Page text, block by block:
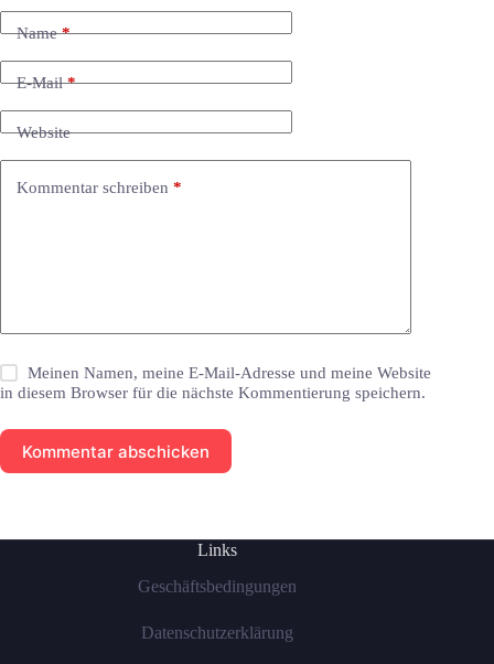
Name*
E-Mail*
Website
Kommentar schreiben *
Meinen Namen, meine E-Mail-Adresse und meine Website
in diesem Browser für die nächste Kommentierung speichern.
Kommentar abschicken
Links
Geschäftsbedingungen
Datenschutzerklärung